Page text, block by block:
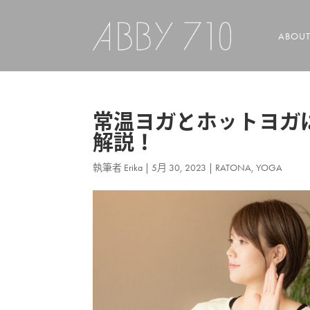
ABOUT
常温ヨガとホットヨ
解説！
執筆者 Erika |5月 30, 2023 RATONA,YOGA